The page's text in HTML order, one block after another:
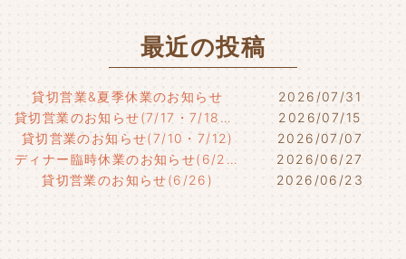
最近の投稿
貸切営業&夏季休業のお知らせ
2026/07/31
貸切営業のお知らせ(7/17・7/18・7/21)
2026/07/15
貸切営業のお知らせ(7/10・7/12)
2026/07/07
ディナー臨時休業のお知らせ(6/29)
2026/06/27
貸切営業のお知らせ(6/26)
2026/06/23